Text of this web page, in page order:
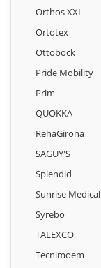
Orthos XXI
Ortotex
Ottobock
Pride Mobility
Prim
QUOKKA
RehaGirona
SAGUY'S
Splendid
Sunrise Medical
Syrebo
TALEXCO
Tecnimoem